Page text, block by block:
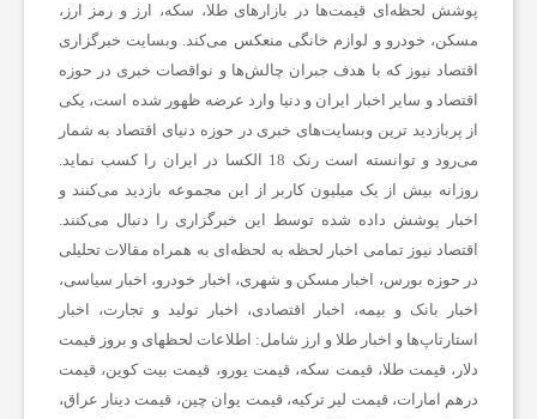
پوشش لحظه‌ای قیمت‌ها در بازارهای طلا، سکه، ارز و رمز ارز،
مسکن، خودرو و لوازم خانگی منعکس می‌کند. وبسایت خبرگزاری
اقتصاد نیوز که با هدف جبران چالش‌ها و نواقصات خبری در حوزه
اقتصاد و سایر اخبار ایران و دنیا وارد عرضه ظهور شده است، یکی
از پربازدید ترین وبسایت‌های خبری در حوزه دنیای اقتصاد به شمار
می‌رود و توانسته است رنک 18 الکسا در ایران را کسب نماید.
روزانه بیش از یک میلیون کاربر از این مجموعه بازدید می‌کنند و
اخبار پوشش داده شده توسط این خبرگزاری را دنبال می‌کنند.
اقتصاد نیوز تمامی اخبار لحظه به لحظه‌ای به همراه مقالات تحلیلی
در حوزه بورس، اخبار مسکن و شهری، اخبار خودرو، اخبار سیاسی،
اخبار بانک و بیمه، اخبار اقتصادی، اخبار تولید و تجارت، اخبار
استارتاپ‌ها و اخبار طلا و ارز شامل: اطلاعات لحظهای و بروز قیمت
دلار، قیمت طلا، قیمت سکه، قیمت یورو، قیمت بیت کوین، قیمت
درهم امارات، قیمت لیر ترکیه، قیمت یوان چین، قیمت دینار عراق،